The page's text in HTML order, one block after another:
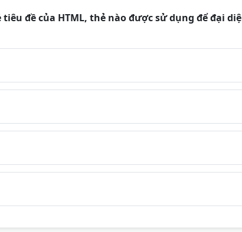
đề của HTML, thẻ nào được sử dụng để đại